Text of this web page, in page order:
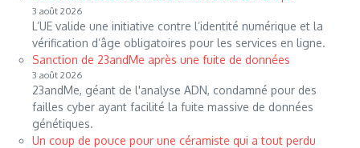
3 août 2026
L’UE valide une initiative contre l’identité numérique et la
vérification d’âge obligatoires pour les services en ligne.
Sanction de 23andMe après une fuite de données
3 août 2026
23andMe, géant de l'analyse ADN, condamné pour des
failles cyber ayant facilité la fuite massive de données
génétiques.
Un coup de pouce pour une céramiste qui a tout perdu